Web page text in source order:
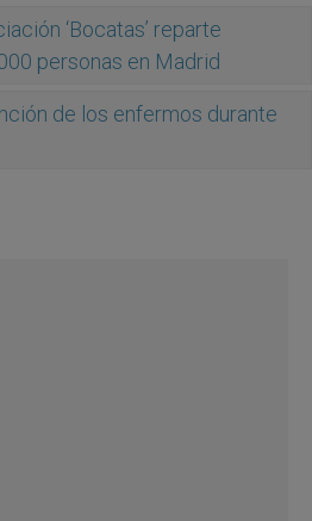
‘Bocatas’ reparte
personas en Madrid
de los enfermos durante